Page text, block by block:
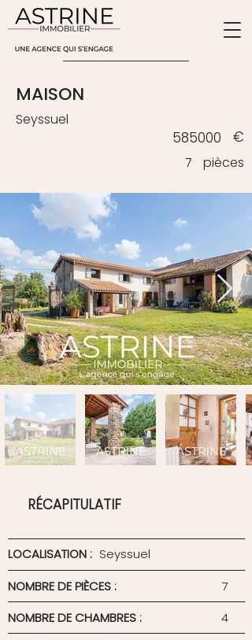
MAISON
Seyssuel
585000 €
7 pièces
RÉCAPITULATIF
LOCALISATION : Seyssuel
NOMBRE DE PIÈCES :
7
NOMBRE DE CHAMBRES :
4